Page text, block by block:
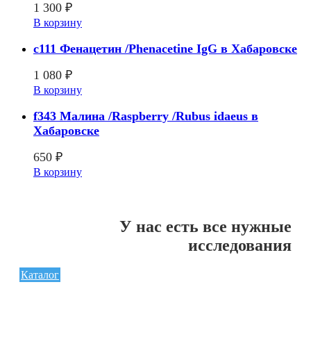
1 300 ₽
В корзину
c111 Фенацетин /Phenacetine IgG в Хабаровске
1 080 ₽
В корзину
f343 Малина /Raspberry /Rubus idaeus в
Хабаровске
650 ₽
В корзину
У нас есть все нужные
исследования
Каталог